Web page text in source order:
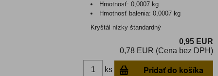
Hmotnosť:0,0007 kg
Hmotnosť balenia:0,0007 kg
Kryštál nízky štandardný
0,95 EUR
0,78 EUR (Cena bez DPH)
ks Pridať do košíka